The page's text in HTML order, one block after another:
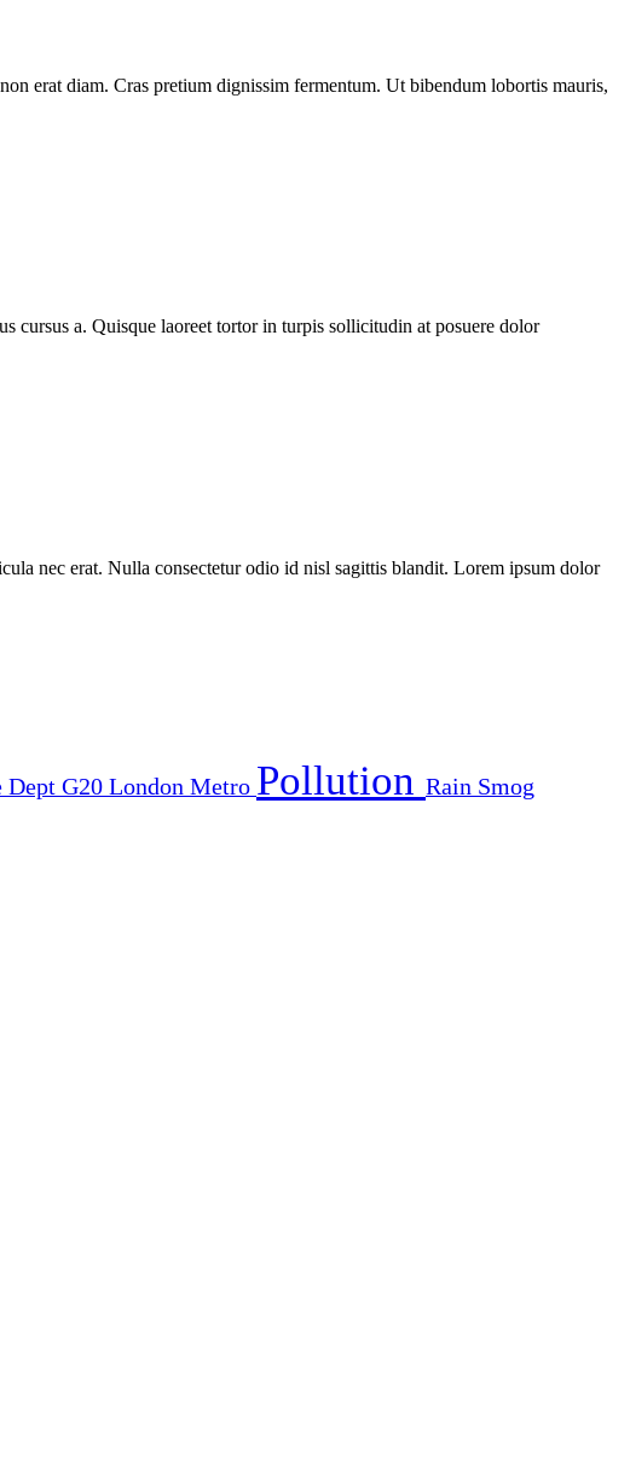
erat diam. Cras pretium dignissim fermentum. Ut bibendum lobortis mauris,
cursus a. Quisque laoreet tortor in turpis sollicitudin at posuere dolor
nec erat. Nulla consectetur odio id nisl sagittis blandit. Lorem ipsum dolor
Dept G20 London Metro Pollution Rain Smog